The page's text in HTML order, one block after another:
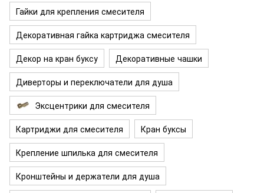
Гайки для крепления смесителя
Декоративная гайка картриджа смесителя
Декор на кран буксу
Декоративные чашки
Диверторы и переключатели для душа
Эксцентрики для смесителя
Картриджи для смесителя
Кран буксы
Крепление шпилька для смесителя
Кронштейны и держатели для душа